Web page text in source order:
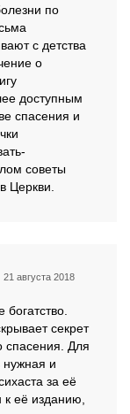
по
с детства
о
доступным
спасения и
советы
Церкви.
21 августа 2018
секрет
спасения. Для
и
за её
к её изданию,